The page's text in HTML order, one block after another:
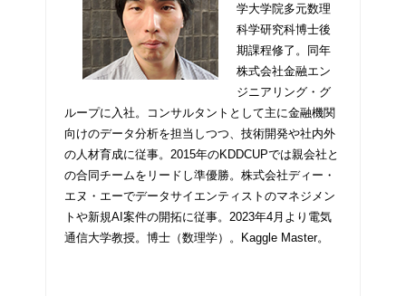
学大学院多元数理
科学研究科博士後
期課程修了。同年
株式会社金融エン
ジニアリング・グ
ループに入社。コンサルタントとして主に金融機関
向けのデータ分析を担当しつつ、技術開発や社内外
の人材育成に従事。2015年のKDDCUPでは親会社と
の合同チームをリードし準優勝。株式会社ディー・
エヌ・エーでデータサイエンティストのマネジメン
トや新規AI案件の開拓に従事。2023年4月より電気
通信大学教授。博士（数理学）。Kaggle Master。